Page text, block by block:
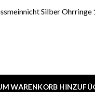
Silber Ohrringe
WARENKORB